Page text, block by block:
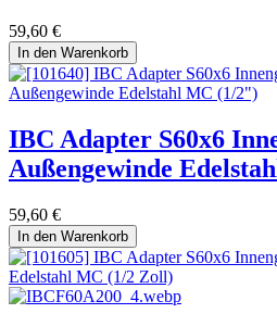
59,60 €
In den Warenkorb
IBC Adapter S60x6
Außengewinde
59,60 €
In den Warenkorb